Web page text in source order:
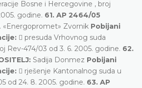
Bosne i Hercegovine , broj
godine. 61. AP 2464/05
«Energopromet» Zvornik Pobijani
 presuda Vrhovnog suda
Rev-474/03 od 3. 6. 2005. godine. 62.
Sadija Donmez Pobijani
 rješenje Kantonalnog suda u
od 24. 8. 2005. godine. 63. AP